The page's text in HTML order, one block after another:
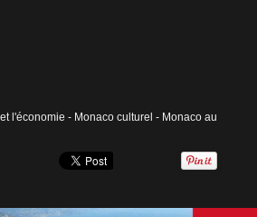
l'économie - Monaco culturel - Monaco au